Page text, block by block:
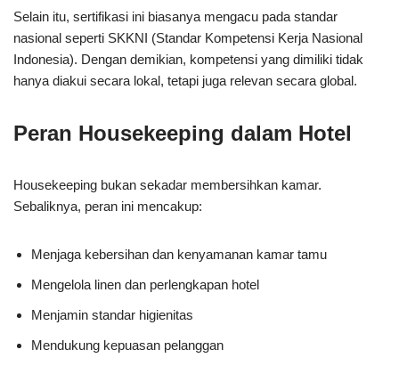
Selain itu, sertifikasi ini biasanya mengacu pada standar
nasional seperti SKKNI (Standar Kompetensi Kerja Nasional
Indonesia). Dengan demikian, kompetensi yang dimiliki tidak
hanya diakui secara lokal, tetapi juga relevan secara global.
Peran Housekeeping dalam Hotel
Housekeeping bukan sekadar membersihkan kamar.
Sebaliknya, peran ini mencakup:
Menjaga kebersihan dan kenyamanan kamar tamu
Mengelola linen dan perlengkapan hotel
Menjamin standar higienitas
Mendukung kepuasan pelanggan